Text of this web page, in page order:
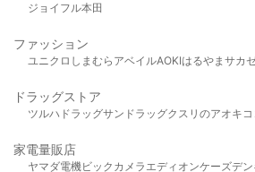
ジョイフル本田
ファッション
ユニクロ しまむら アベイルAOKIはるやま サカ
ドラッグストア
ツルハドラッグサンドラッグクスリのアオキ
家電量販店
ヤマダ電機ビックカメラ エディオンケーズデン